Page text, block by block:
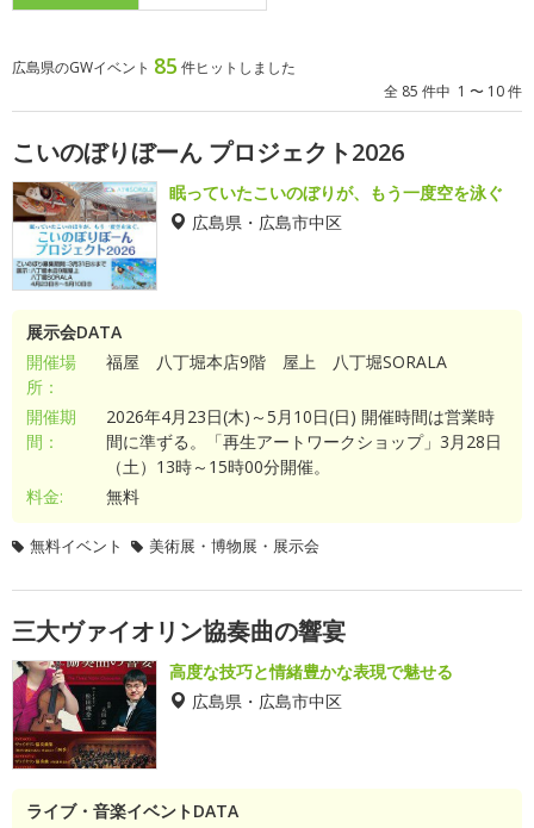
広島県のGWイベント 85 件ヒットしました
全 85 件中 1 〜 10 件
こいのぼりぼーん プロジェクト2026
眠っていたこいのぼりが、もう一度空を泳ぐ
広島県・広島市中区
展示会DATA
開催場
所：
福屋 八丁堀本店9階 屋上 八丁堀SORALA
開催期
間：
2026年4月23日(木)～5月10日(日) 開催時間は営業時
間に準ずる。「再生アートワークショップ」3月28日
（土）13時～15時00分開催。
料金:
無料
無料イベント 美術展・博物展・展示会
三大ヴァイオリン協奏曲の響宴
高度な技巧と情緒豊かな表現で魅せる
広島県・広島市中区
ライブ・音楽イベントDATA